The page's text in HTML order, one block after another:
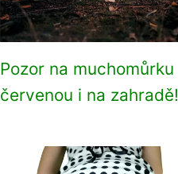
Pozor na muchomůrku
červenou i na zahradě!